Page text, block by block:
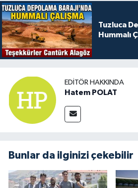
Tuzluca
Hummalı
EDITÖR HAKKINDA
Hatem POLAT
Bunlar da ilginizi çekebilir